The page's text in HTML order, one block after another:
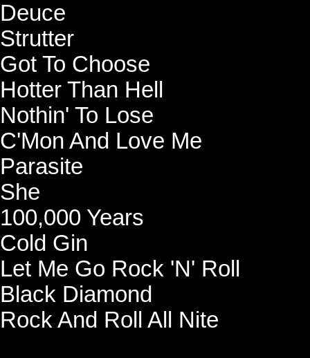
Deuce
Strutter
Got To Choose
Hotter Than Hell
Nothin' To Lose
C'Mon And Love Me
Parasite
She
100,000 Years
Cold Gin
Let Me Go Rock 'N' Roll
Black Diamond
Rock And Roll All Nite